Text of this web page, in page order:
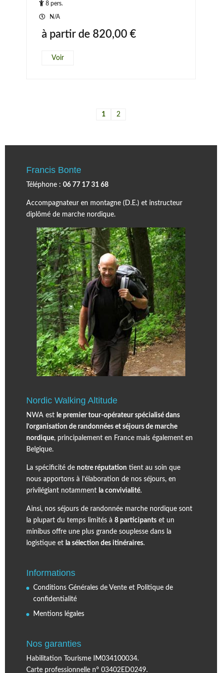
8 pers.
N/A
à partir de 820,00 €
Voir
1 2
Francis Bonte
Téléphone : 06 77 17 31 68
Accompagnateur en montagne (D.E.) et instructeur
diplômé de marche nordique.
Nordic Walking Altitude
NWA est le premier tour-opérateur spécialisé dans
l’organisation de randonnées et séjours de marche
nordique, principalement en France mais également en
Belgique.
La spécificité de notre réputation tient au soin que
nous apportons à l’élaboration de nos séjours, en
privilégiant notamment la convivialité.
Ainsi, nos séjours de randonnée marche nordique sont
la plupart du temps limités à 8 participantset un
minibus offre une plus grande souplesse dans la
logistique et la sélection des itinéraires.
Informations
Conditions Générales de Vente et Politique de
confidentialité
Mentions légales
Nos garanties
Habilitation Tourisme IM034100034.
Carte professionnelle n° 03402ED0249.